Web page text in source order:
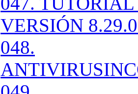
VERSIÓN
048.